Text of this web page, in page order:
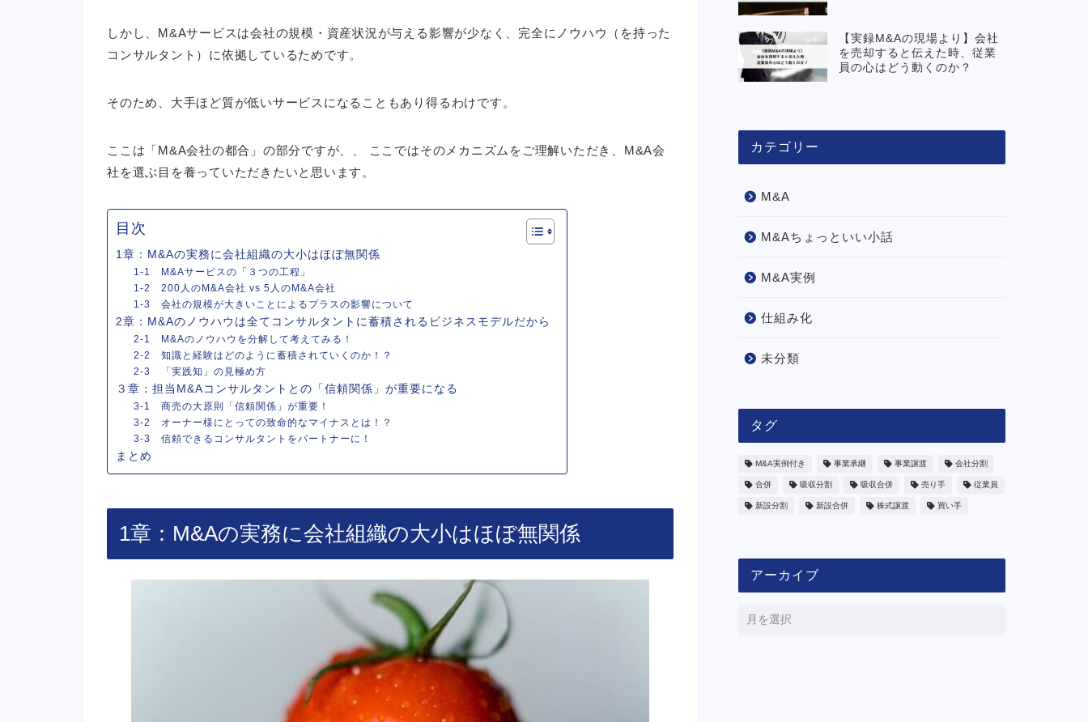
しかし、M&Aサービスは会社の規模・資産状況が与える影響が少なく、完全にノウハウ（を持った
コンサルタント）に依拠しているためです。
そのため、大手ほど質が低いサービスになることもあり得るわけです。
ここは「M&A会社の都合」の部分ですが、、 ここではそのメカニズムをご理解いただき、M&A会
社を選ぶ目を養っていただきたいと思います。
目次
1章：M&Aの実務に会社組織の大小はほぼ無関係
1-1 M&Aサービスの「３つの工程」
1-2 200人のM&A会社 vs 5人のM&A会社
1-3 会社の規模が大きいことによるプラスの影響について
2章：M&Aのノウハウは全てコンサルタントに蓄積されるビジネスモデルだから
2-1 M&Aのノウハウを分解して考えてみる！
2-2 知識と経験はどのように蓄積されていくのか！？
2-3 「実践知」の見極め方
３章：担当M&Aコンサルタントとの「信頼関係」が重要になる
3-1 商売の大原則「信頼関係」が重要！
3-2 オーナー様にとっての致命的なマイナスとは！？
3-3 信頼できるコンサルタントをパートナーに！
まとめ
1章：M&Aの実務に会社組織の大小はほぼ無関係
【実録M&Aの現場より】会社
を売却すると伝えた時、従業
員の心はどう動くのか？
カテゴリー
M&A
M&Aちょっといい小話
M&A実例
仕組み化
未分類
タグ
M&A実例付き 事業承継 事業譲渡 会社分割
合併 吸収分割 吸収合併 売り手 従業員
新設分割 新設合併 株式譲渡 買い手
アーカイブ